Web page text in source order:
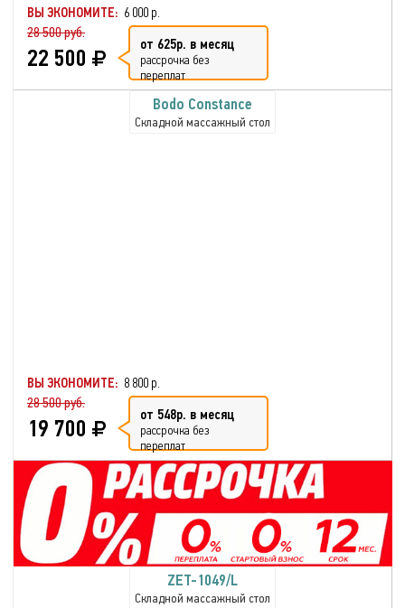
ВЫ ЭКОНОМИТЕ: 6 000 р.
28 500 руб.
22 500 от 625р. в месяц
рассрочка без
переплат
Bodo Constance
Складной массажный стол
ВЫ ЭКОНОМИТЕ: 8 800 р.
28 500 руб.
19 700 от 548р. в месяц
рассрочка без
переплат
ZET-1049/L
Складной массажный стол